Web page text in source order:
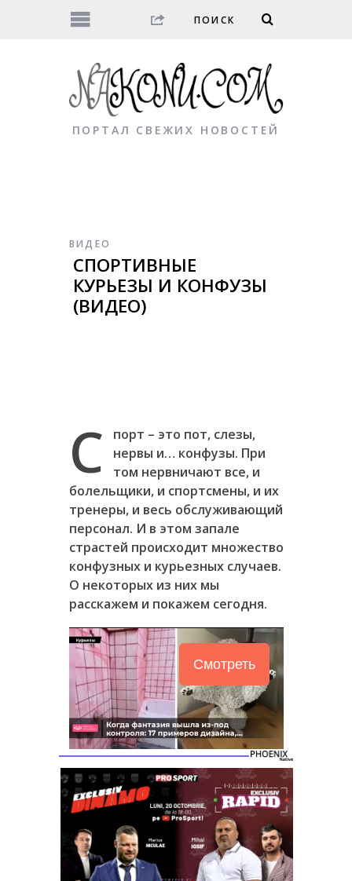
ПОРТАЛ СВЕЖИХ НОВОСТЕЙ
ВИДЕО
СПОРТИВНЫЕ
КУРЬЕЗЫ И КОНФУЗЫ
(ВИДЕО)
С
порт – это пот, слезы,
нервы и… конфузы. При
том нервничают все, и
болельщики, и спортсмены, и их
тренеры, и весь обслуживающий
персонал. И в этом запале
страстей происходит множество
конфузных и курьезных случаев.
О некоторых из них мы
расскажем и покажем сегодня.
Смотреть